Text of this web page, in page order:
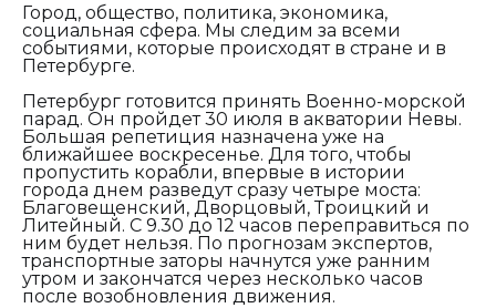
Город, общество, политика, экономика,
социальная сфера. Мы следим за всеми
событиями, которые происходят в стране и в
Петербурге.
Петербург готовится принять Военно-морской
парад. Он пройдет 30 июля в акватории Невы.
Большая репетиция назначена уже на
ближайшее воскресенье. Для того, чтобы
пропустить корабли, впервые в истории
города днем разведут сразу четыре моста:
Благовещенский, Дворцовый, Троицкий и
Литейный. С 9.30 до 12 часов переправиться по
ним будет нельзя. По прогнозам экспертов,
транспортные заторы начнутся уже ранним
утром и закончатся через несколько часов
после возобновления движения.